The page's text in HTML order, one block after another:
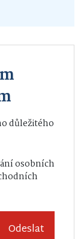
důležitého
osobních
Odeslat